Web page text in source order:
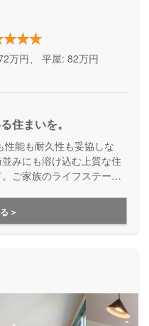
万円、 平屋: 82万円
住まいを。
みにも溶け込む上質な住
ご家族のライフステージ
しています。
＞